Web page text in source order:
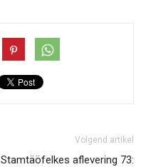
Volgend artikel
Stamtäöfelkes aflevering 73: